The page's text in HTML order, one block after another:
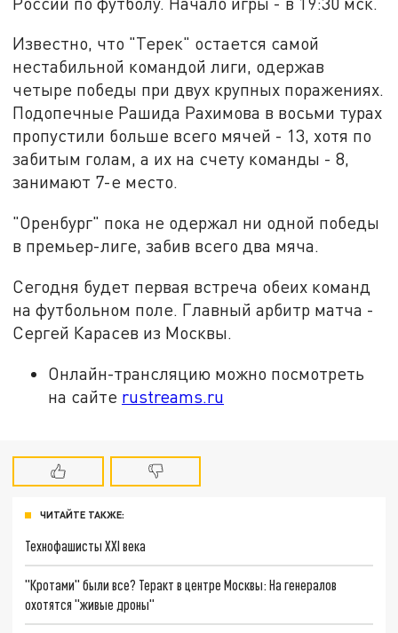
Известно, что "Терек" остается самой
нестабильной командой лиги, одержав
четыре победы при двух крупных поражениях.
Подопечные Рашида Рахимова в восьми турах
пропустили больше всего мячей - 13, хотя по
забитым голам, а их на счету команды - 8,
занимают 7-е место.
"Оренбург" пока не одержал ни одной победы
в премьер-лиге, забив всего два мяча.
Сегодня будет первая встреча обеих команд
на футбольном поле. Главный арбитр матча -
Сергей Карасев из Москвы.
Онлайн-трансляцию можно посмотреть
на сайте rustreams.ru
ЧИТАЙТЕ ТАКЖЕ:
Технофашисты XXI века
"Кротами" были все? Теракт в центре Москвы: На генералов
охотятся "живые дроны"